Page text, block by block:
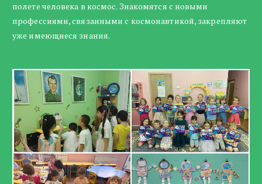
полете человека в космос. Знакомятся с новыми
профессиями, связанными с космонавтикой, закрепляют
уже имеющиеся знания.